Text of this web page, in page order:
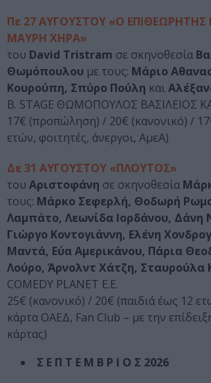
Πε 27 ΑΥΓΟΥΣΤΟΥ «Ο ΕΠΙΘΕΩΡΗΤΗΣ
ΜΑΥΡΗ ΧΗΡΑ»
του David Tristram σε σκηνοθεσία
Θωμόπουλου με τους: Μάριο
Κουρούπη, Σπύρο Πούλη και
B. STAGE ΘΩΜΟΠΟΥΛΟΣ ΒΑΣΙΛΕΙΟΣ
17€ (προπώληση) / 20€ (κανονικό) /
ετών, φοιτητές, άνεργοι, ΑμεΑ)
Δε 31 ΑΥΓΟΥΣΤΟΥ «ΠΛΟΥΤΟΣ»
του Αριστοφάνη σε σκηνοθεσία
τους: Μάρκο Σεφερλή, Θοδωρή
Λαμπάτο, Λεωνίδα Ιορδάνου, Δάνη
Γιώργο Κοντογιάννη, Ελένη
Μαντά, Εύα Αμερικάνου, Πάρια
Λούρο, Άρνολντ Χάτζη, Σταυρούλα
COMEDY PLANET E.E.
25€ (κανονικό) / 20€ (παιδιά έως 12
κάρτα ΟΑΕΔ, Fan Club – με την
κάρτας)
Σ Ε Π Τ Ε Μ Β Ρ Ι Ο Σ 2026